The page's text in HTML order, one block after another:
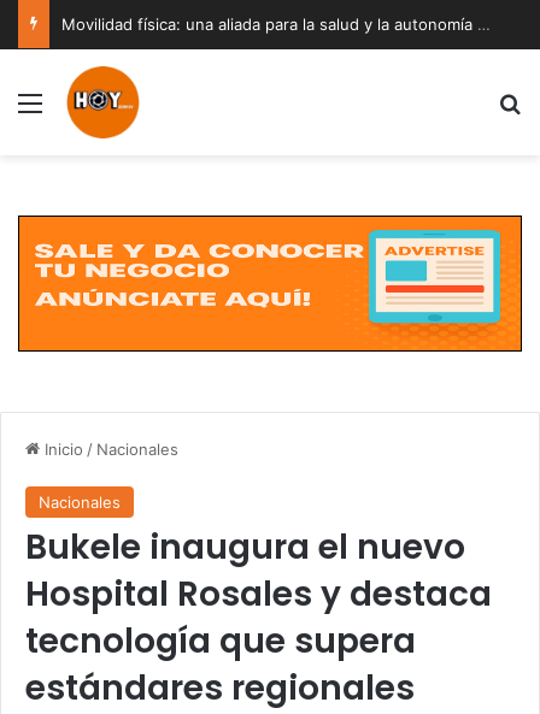
Movilidad física: una aliada para la salud y la autonomía a cualquier edad
Menú
Inicio / Nacionales
Nacionales
Bukele inaugura el nuevo
Hospital Rosales y destaca
tecnología que supera
estándares regionales